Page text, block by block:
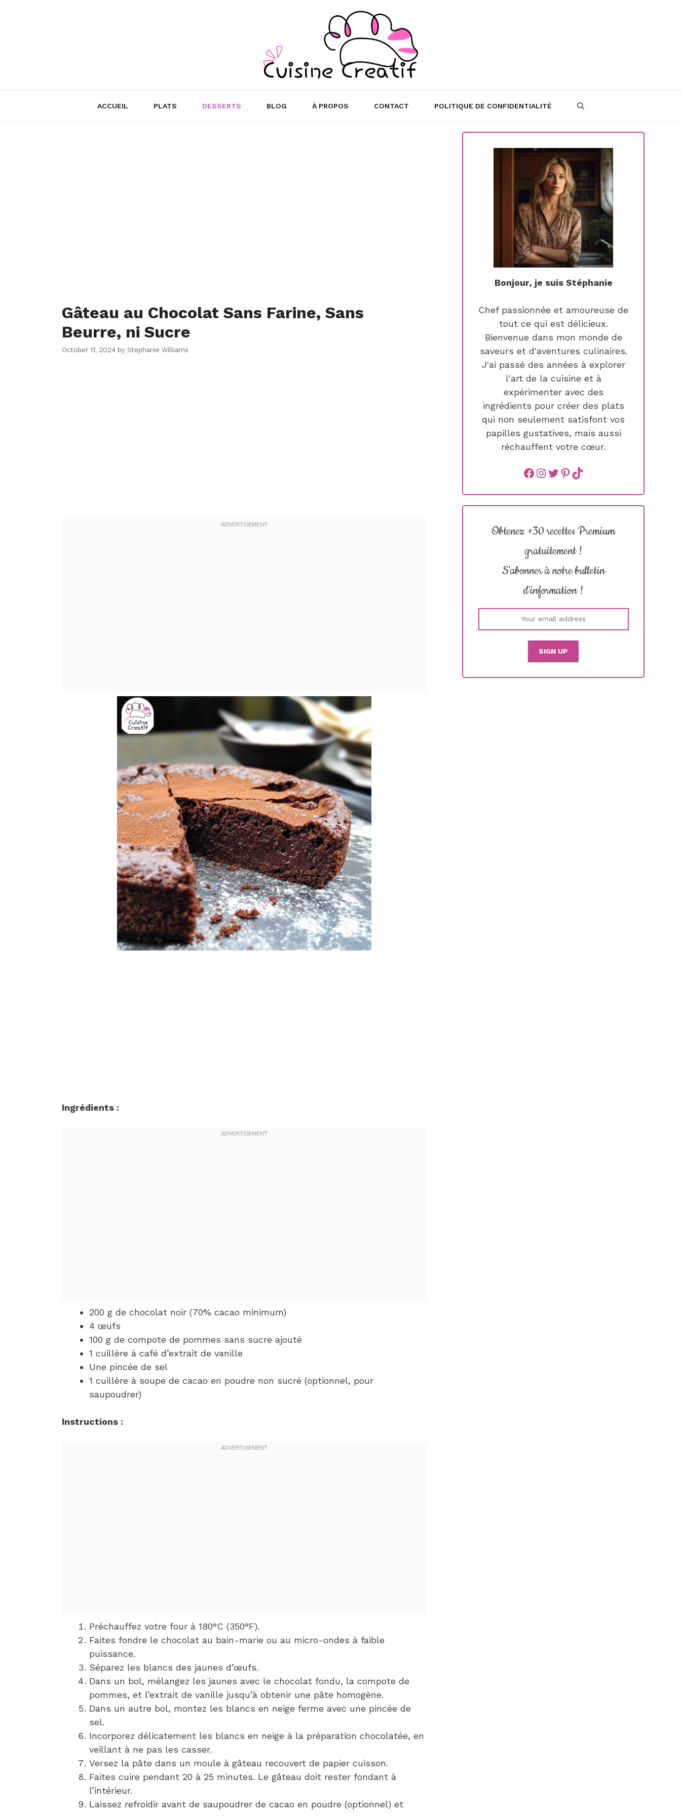
ACCUEIL PLATS DESSERTS BLOG À PROPOS CONTACT POLITIQUE DE CONFIDENTIALITÉ
Gâteau au Chocolat Sans Farine, Sans
Beurre, ni Sucre
October 11, 2024 by Stephanie Williams
Ingrédients :
200 g de chocolat noir (70% cacao minimum)
4 œufs
100 g de compote de pommes sans sucre ajouté
1 cuillère à café d’extrait de vanille
Une pincée de sel
1 cuillère à soupe de cacao en poudre non sucré (optionnel, pour
saupoudrer)
Instructions :
Préchauffez votre four à 180°C (350°F).
Faites fondre le chocolat au bain-marie ou au micro-ondes à faible
puissance.
Séparez les blancs des jaunes d’œufs.
Dans un bol, mélangez les jaunes avec le chocolat fondu, la compote de
pommes, et l’extrait de vanille jusqu’à obtenir une pâte homogène.
Dans un autre bol, montez les blancs en neige ferme avec une pincée de
sel.
Incorporez délicatement les blancs en neige à la préparation chocolatée, en
veillant à ne pas les casser.
Versez la pâte dans un moule à gâteau recouvert de papier cuisson.
Faites cuire pendant 20 à 25 minutes. Le gâteau doit rester fondant à
l’intérieur.
Laissez refroidir avant de saupoudrer de cacao en poudre (optionnel) et
Bonjour, je suis Stéphanie
Chef passionnée et amoureuse de
tout ce qui est délicieux.
Bienvenue dans mon monde de
saveurs et d'aventures culinaires.
J'ai passé des années à explorer
l'art de la cuisine et à
expérimenter avec des
ingrédients pour créer des plats
qui non seulement satisfont vos
papilles gustatives, mais aussi
réchauffent votre cœur.
Facebook
instagram
Twitter
Pinterest
TikTok
Obtenez +30 recettes Premium
gratuitement !
S'abonner à notre bulletin
d'information !